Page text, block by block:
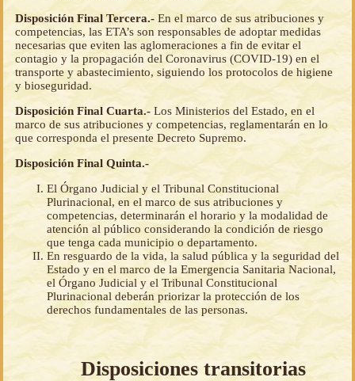
Disposición Final Tercera.- En el marco de sus atribuciones y
competencias, las ETA’s son responsables de adoptar medidas
necesarias que eviten las aglomeraciones a fin de evitar el
contagio y la propagación del Coronavirus (COVID-19) en el
transporte y abastecimiento, siguiendo los protocolos de higiene
y bioseguridad.
Disposición Final Cuarta.- Los Ministerios del Estado, en el
marco de sus atribuciones y competencias, reglamentarán en lo
que corresponda el presente Decreto Supremo.
Disposición Final Quinta.-
El Órgano Judicial y el Tribunal Constitucional
Plurinacional, en el marco de sus atribuciones y
competencias, determinarán el horario y la modalidad de
atención al público considerando la condición de riesgo
que tenga cada municipio o departamento.
En resguardo de la vida, la salud pública y la seguridad del
Estado y en el marco de la Emergencia Sanitaria Nacional,
el Órgano Judicial y el Tribunal Constitucional
Plurinacional deberán priorizar la protección de los
derechos fundamentales de las personas.
Disposiciones transitorias